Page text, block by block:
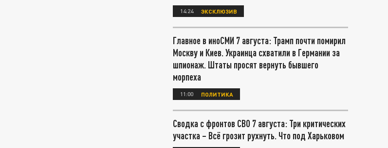
14:24 ЭКСКЛЮЗИВ
Главное в иноСМИ 7 августа: Трамп почти помирил
Москву и Киев. Украинца схватили в Германии за
шпионаж. Штаты просят вернуть бывшего
морпеха
11:00 ПОЛИТИКА
Сводка с фронтов СВО 7 августа: Три критических
участка – Всё грозит рухнуть. Что под Харьковом